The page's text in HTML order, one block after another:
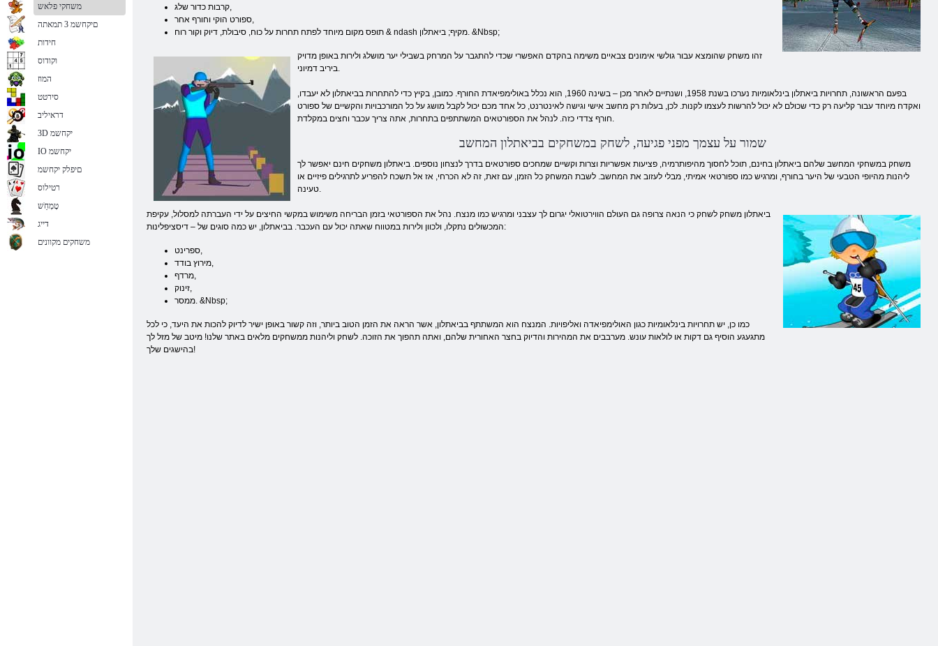
קרבות כדור שלג,
ספורט הוקי וחורף אחר,
תופס מקום מיוחד לפתח תחרות על כוח, סיבולת, דיוק וקור רוח & ndash מקיף; ביאתלון. &Nbsp;
זהו משחק שהומצא עבור גולשי אימונים צבאיים משימה בהקדם האפשרי שכדי להתגבר על המרחק בשבילי יער מושלג ולירות באופן מדויק
ביריב דמיוני.
בפעם הראשונה, תחרויות ביאתלון בינלאומיות נערכו בשנת 1958, ושנתיים לאחר מכן – בשינה 1960, הוא נכלל באולימפיאדת החורף. כמובן, בקיץ כדי להתחרות בביאתלון לא יעבדו,
ואקדח מיוחד עבור קליעה רק כדי שכולם לא יכול להרשות לעצמו לקנות. לכן, בעלות רק מחשב אישי וגישה לאינטרנט, כל אחד מכם יכול לקבל מושג על כל המורכבויות והקשיים של ספורט
חורף צדדי כזה. לנהל את הספורטאים המשתתפים בתחרות, אתה צריך עכבר וחצים במקלדת.
שמור על עצמך מפני פגיעה, לשחק במשחקים בביאתלון המחשב
משחק במשחקי המחשב שלהם ביאתלון בחינם, תוכל לחסוך מהיפותרמיה, פציעות אפשריות וצרות וקשיים שמחכים ספורטאים בדרך לנצחון נוספים. ביאתלון משחקים חינם יאפשר לך
ליהנות מהיופי הטבעי של היער בחורף, ומרגיש כמו ספורטאי אמיתי, מבלי לעזוב את המחשב. לשבת המשחק כל הזמן, עם זאת, זה לא הכרחי, אז אל תשכח להפריע לתרגילים פיזיים או
טעינה.
ביאתלון משחק לשחק כי הנאה צרופה גם העולם הווירטואלי יגרום לך עצבני ומרגיש כמו מנצח. נהל את הספורטאי בזמן הבריחה משימוש במקשי החיצים על ידי העברתה למסלול, עקיפת
המכשולים נתקלו, ולכוון ולירות במטווח שאתה יכול עם העכבר. בביאתלון, יש כמה סוגים של – דיסציפלינות:
ספרינט,
מירוץ בודד,
מרדף,
זינוק,
ממסר. &Nbsp;
כמו כן, יש תחרויות בינלאומיות כגון האולימפיאדה ואליפויות. המנצח הוא המשתתף בביאתלון, אשר הראה את הזמן הטוב ביותר, וזה קשור באופן ישיר לדיוק להכות את היעד, כי לכל
מתגעגע הוסיף גם דקות או לולאות עונש. מערבבים את המהירות והדיוק בחצר האחורית שלהם, ואתה תהפוך את הזוכה. לשחק וליהנות ממשחקים מלאים באתר שלנו! מיטב של מזל לך
בהישגים שלך!
משחקי פלאש
םיקחשמ 3 תמאתה
חידות
וקודוס
המוז
סירטט
דראיליב
3D יקחשמ
IO יקחשמ
םיפלק יקחשמ
רטילוס
טָמְחַׁש
דייג
משחקים מקוונים